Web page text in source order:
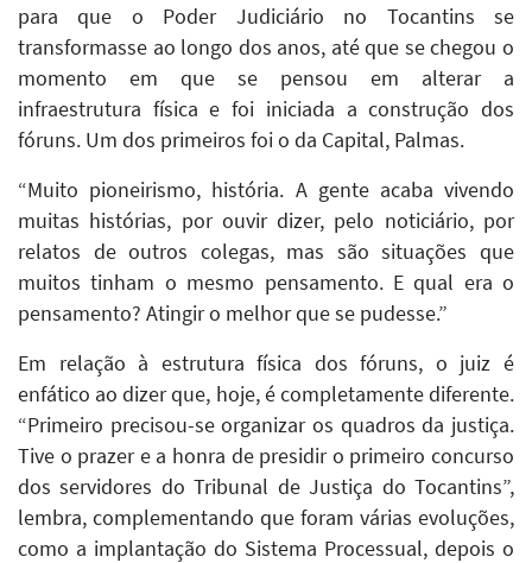
para que o Poder Judiciário no Tocantins se
transformasse ao longo dos anos, até que se chegou o
momento em que se pensou em alterar a
infraestrutura física e foi iniciada a construção dos
fóruns. Um dos primeiros foi o da Capital, Palmas.
“Muito pioneirismo, história. A gente acaba vivendo
muitas histórias, por ouvir dizer, pelo noticiário, por
relatos de outros colegas, mas são situações que
muitos tinham o mesmo pensamento. E qual era o
pensamento? Atingir o melhor que se pudesse.”
Em relação à estrutura física dos fóruns, o juiz é
enfático ao dizer que, hoje, é completamente diferente.
“Primeiro precisou-se organizar os quadros da justiça.
Tive o prazer e a honra de presidir o primeiro concurso
dos servidores do Tribunal de Justiça do Tocantins”,
lembra, complementando que foram várias evoluções,
como a implantação do Sistema Processual, depois o